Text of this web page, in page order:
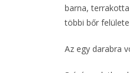
barna,
többi bőr
Az egy darabra